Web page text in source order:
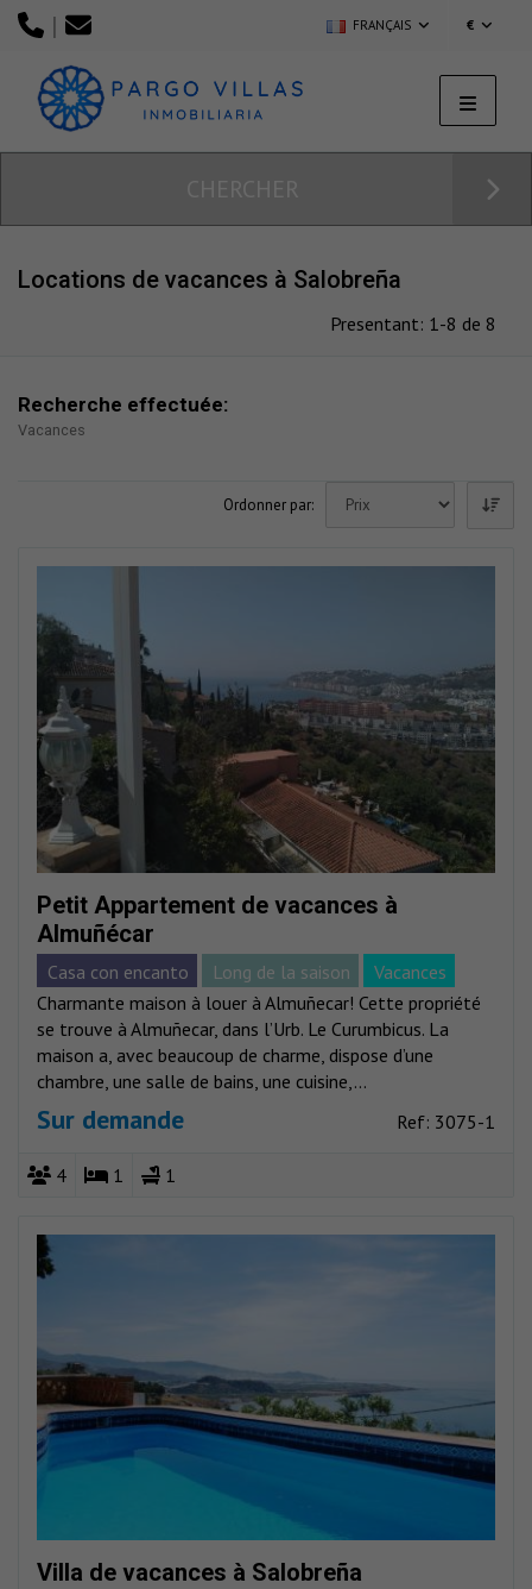
| FRANÇAIS €
Locations de vacances à Salobreña
Presentant: 1-8 de 8
Recherche effectuée:
Vacances
Ordonner par:
Petit Appartement de vacances à
Almuñécar
Casa con encanto Long de la saison
Vacances
Charmante maison à louer à Almuñecar! Cette propriété
se trouve à Almuñecar, dans l’Urb. Le Curumbicus. La
maison a, avec beaucoup de charme, dispose d’une
chambre, une salle de bains, une cuisine,...
Sur demande Ref: 3075-1
4 1 1
Villa de vacances à Salobreña